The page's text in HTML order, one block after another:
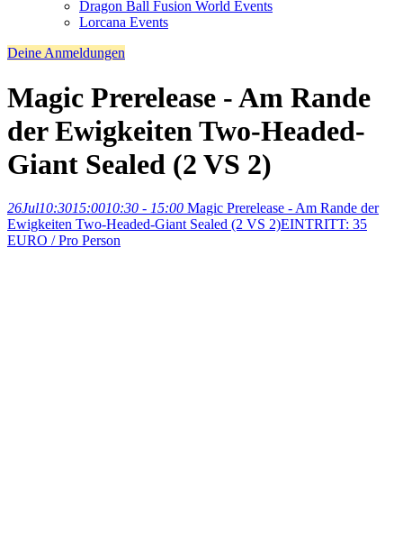
Dragon Ball Fusion World Events
Lorcana Events
Deine Anmeldungen
Magic Prerelease - Am Rande
der Ewigkeiten Two-Headed-
Giant Sealed (2 VS 2)
26Jul10:3015:0010:30 - 15:00 Magic Prerelease - Am Rande der
Ewigkeiten Two-Headed-Giant Sealed (2 VS 2)EINTRITT: 35
EURO / Pro Person